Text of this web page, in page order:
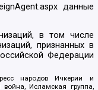
данные
в том числе
признанных в
Федерации
народов Ичкерии и
Исламская группа,